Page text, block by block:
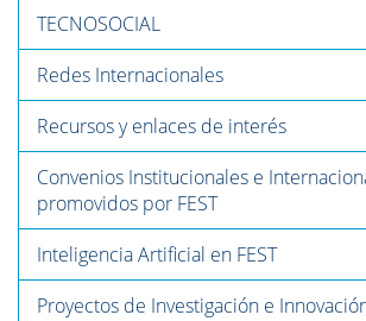
TECNOSOCIAL
Redes Internacionales
Recursos y enlaces de interés
Convenios Institucionales e
promovidos por FEST
Inteligencia Artificial en FEST
Proyectos de Investigación e